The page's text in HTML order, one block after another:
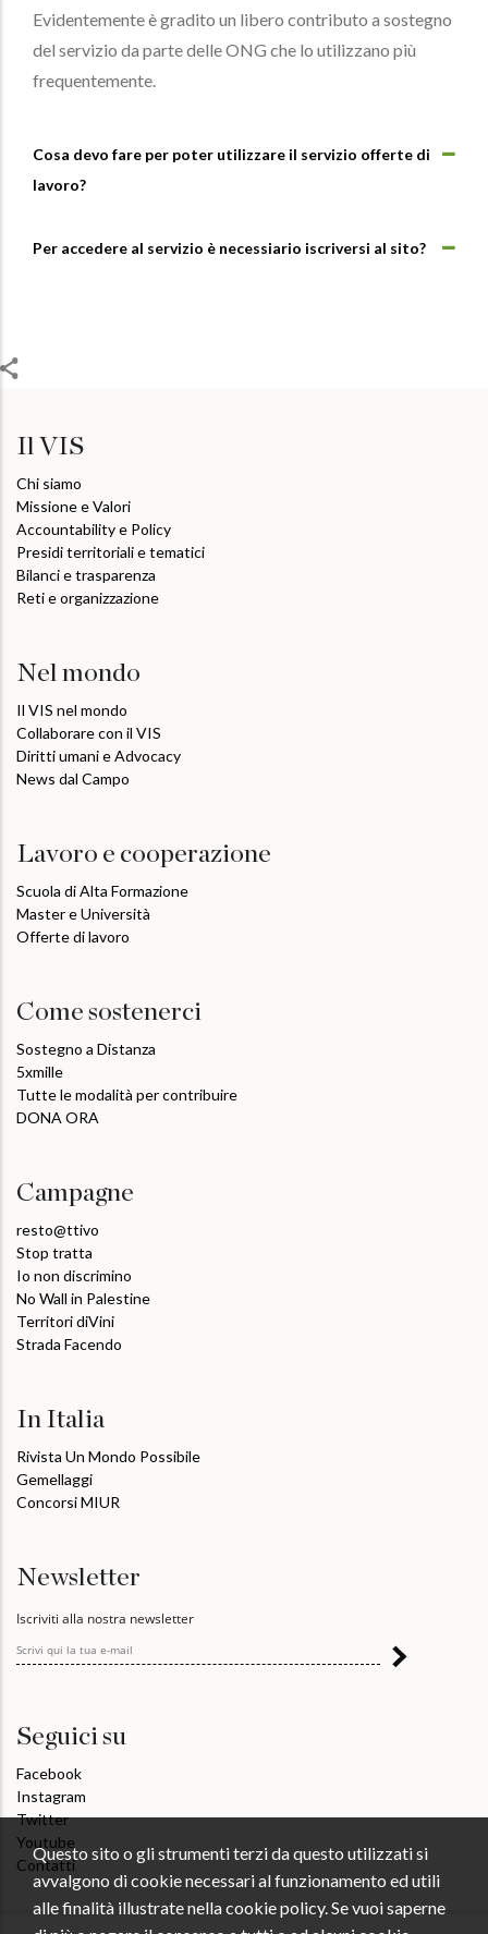
Evidentemente è gradito un libero contributo a sostegno
del servizio da parte delle ONG che lo utilizzano più
frequentemente.
Cosa devo fare per poter utilizzare il servizio offerte di
lavoro?
Per accedere al servizio è necessiario iscriversi al sito?
Il VIS
Chi siamo
Missione e Valori
Accountability e Policy
Presidi territoriali e tematici
Bilanci e trasparenza
Reti e organizzazione
Nel mondo
Il VIS nel mondo
Collaborare con il VIS
Diritti umani e Advocacy
News dal Campo
Lavoro e cooperazione
Scuola di Alta Formazione
Master e Università
Offerte di lavoro
Come sostenerci
Sostegno a Distanza
5xmille
Tutte le modalità per contribuire
DONA ORA
Campagne
resto@ttivo
Stop tratta
Io non discrimino
No Wall in Palestine
Territori diVini
Strada Facendo
In Italia
Rivista Un Mondo Possibile
Gemellaggi
Concorsi MIUR
Newsletter
Iscriviti alla nostra newsletter
Seguici su
Facebook
Instagram
Twitter
Youtube
Contatti
Questo sito o gli strumenti terzi da questo utilizzati si
avvalgono di cookie necessari al funzionamento ed utili
alle finalità illustrate nella cookie policy. Se vuoi saperne